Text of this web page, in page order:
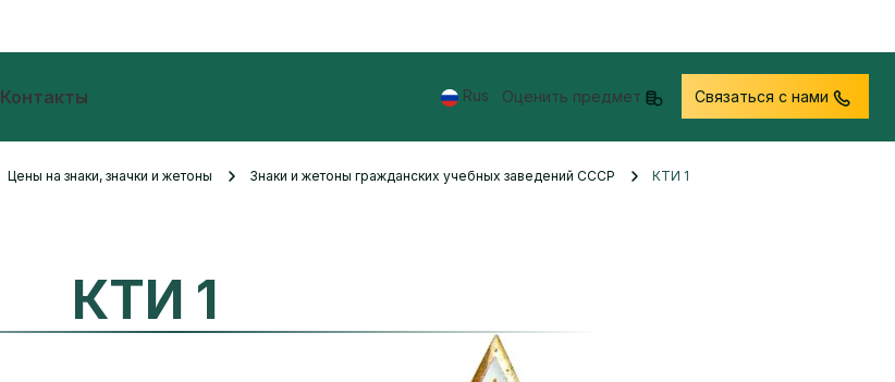
Контакты Rus Оценить предмет Связаться с нами
Цены на знаки, значки и жетоны Знаки и жетоны гражданских учебных заведений СССР КТИ 1
КТИ 1